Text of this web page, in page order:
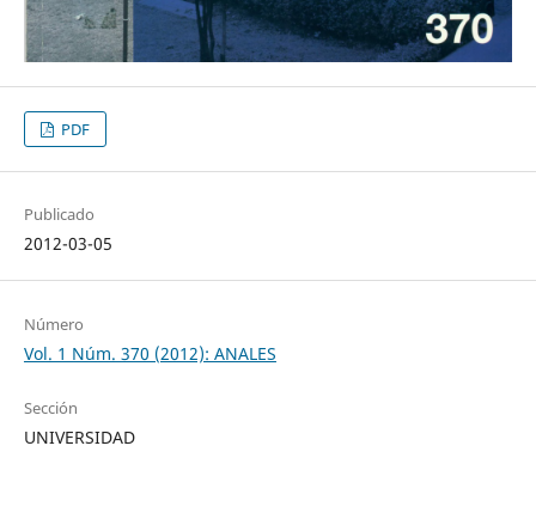
PDF
Publicado
2012-03-05
Número
Vol. 1 Núm. 370 (2012): ANALES
Sección
UNIVERSIDAD